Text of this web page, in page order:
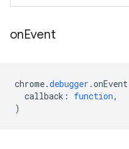
onEvent
chrome.debugger .onEvent
callback : function,
)